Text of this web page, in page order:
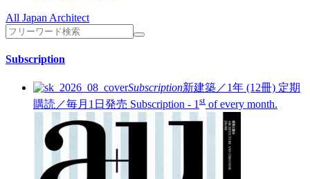
All Japan Architect
Subscription
Subscription新建築／1年 (12冊) 定期
購読／毎月1日発売 Subscription - 1 st of every month.